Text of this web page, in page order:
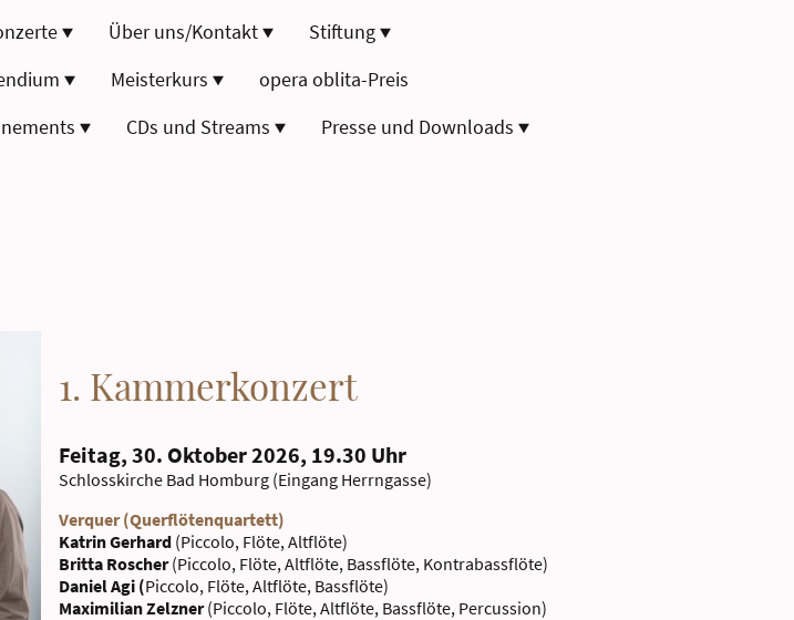
Über uns/Kontakt
Stiftung
Meisterkurs
opera oblita-Preis
CDs und Streams Presse und Downloads
1. Kammerkonzert
Feitag, 30. Oktober 2026, 19.30 Uhr
Schlosskirche Bad Homburg (Eingang Herrngasse)
Verquer (Querflötenquartett)
Katrin Gerhard (Piccolo, Flöte, Altflöte)
Britta Roscher(Piccolo, Flöte, Altflöte, Bassflöte, Kontrabassflöte)
Daniel Agi (Piccolo, Flöte, Altflöte, Bassflöte)
Maximilian Zelzner(Piccolo, Flöte, Altflöte, Bassflöte, Percussion)